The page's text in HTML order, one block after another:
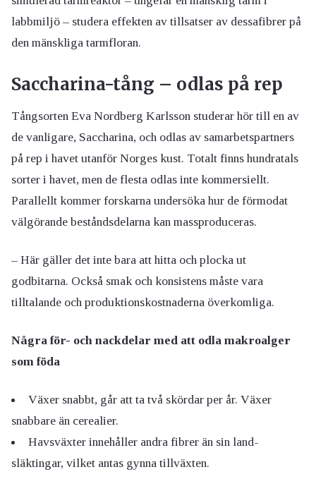
labbmiljö – studera effekten av tillsatser av dessafibrer på
den mänskliga tarmfloran.
Saccharina-tång – odlas på rep
Tångsorten Eva Nordberg Karlsson studerar hör till en av
de vanligare, Saccharina, och odlas av samarbetspartners
på rep i havet utanför Norges kust. Totalt finns hundratals
sorter i havet, men de flesta odlas inte kommersiellt.
Parallellt kommer forskarna undersöka hur de förmodat
välgörande beståndsdelarna kan massproduceras.
– Här gäller det inte bara att hitta och plocka ut
godbitarna. Också smak och konsistens måste vara
tilltalande och produktionskostnaderna överkomliga.
Några för- och nackdelar med att odla makroalger
som föda
Växer snabbt, går att ta två skördar per år. Växer
snabbare än cerealier.
Havsväxter innehåller andra fibrer än sin land-
släktingar, vilket antas gynna tillväxten.